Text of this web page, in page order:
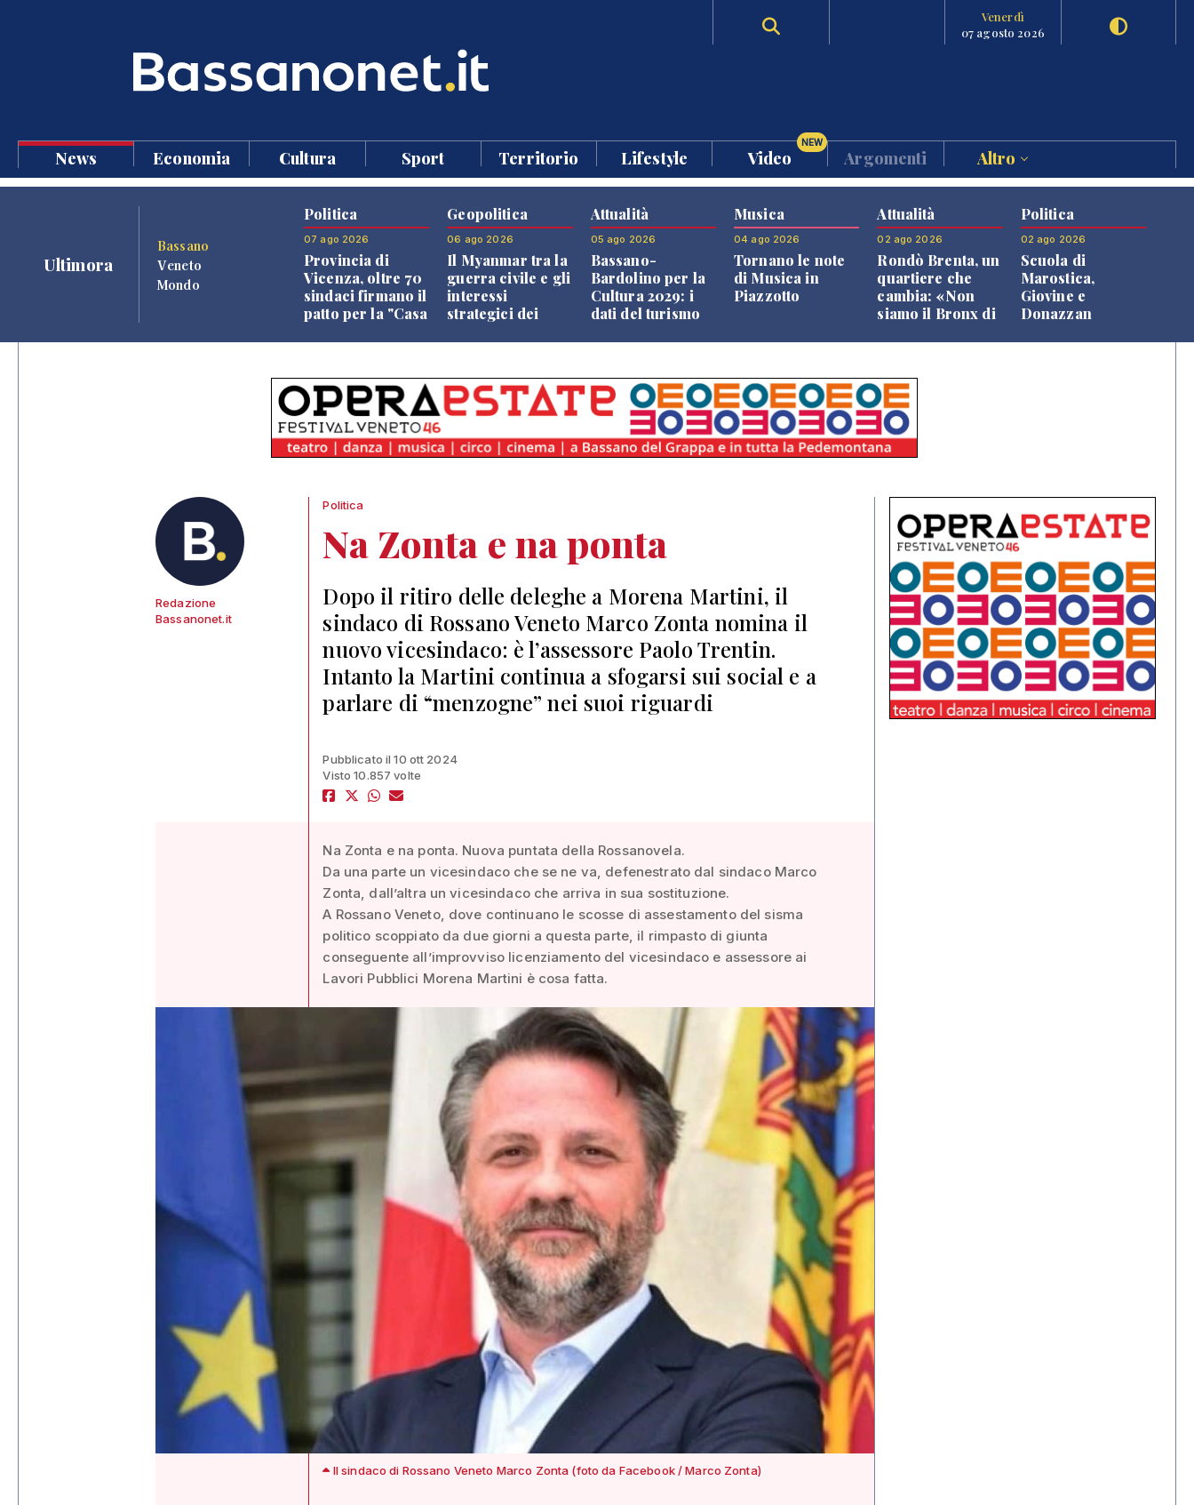
Venerdì
07 agosto 2026
News Economia Cultura Sport Territorio Lifestyle Video
NEW
Argomenti Altro
Ultimora
Bassano
Veneto
Mondo
Politica
07 ago 2026
Provincia di
Vicenza, oltre 70
sindaci firmano il
patto per la "Casa
Geopolitica
06 ago 2026
Il Myanmar tra la
guerra civile e gli
interessi
strategici dei
Attualità
05 ago 2026
Bassano-
Bardolino per la
Cultura 2029: i
dati del turismo
Musica
04 ago 2026
Tornano le note
di Musica in
Piazzotto
Attualità
02 ago 2026
Rondò Brenta, un
quartiere che
cambia: «Non
siamo il Bronx di
Politica
02 ago 2026
Scuola di
Marostica,
Giovine e
Donazzan
Redazione
Bassanonet.it
Politica
Na Zonta e na ponta
Dopo il ritiro delle deleghe a Morena Martini, il
sindaco di Rossano Veneto Marco Zonta nomina il
nuovo vicesindaco: è l’assessore Paolo Trentin.
Intanto la Martini continua a sfogarsi sui social e a
parlare di “menzogne” nei suoi riguardi
Pubblicato il 10 ott 2024
Visto 10.857 volte
Na Zonta e na ponta. Nuova puntata della Rossanovela.
Da una parte un vicesindaco che se ne va, defenestrato dal sindaco Marco
Zonta, dall’altra un vicesindaco che arriva in sua sostituzione.
A Rossano Veneto, dove continuano le scosse di assestamento del sisma
politico scoppiato da due giorni a questa parte, il rimpasto di giunta
conseguente all’improvviso licenziamento del vicesindaco e assessore ai
Lavori Pubblici Morena Martini è cosa fatta.
Il sindaco di Rossano Veneto Marco Zonta (foto da Facebook / Marco Zonta)